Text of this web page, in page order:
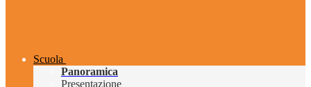
Scuola
Panoramica
Presentazione